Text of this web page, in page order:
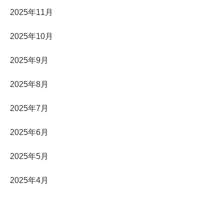
2025年11月
2025年10月
2025年9月
2025年8月
2025年7月
2025年6月
2025年5月
2025年4月